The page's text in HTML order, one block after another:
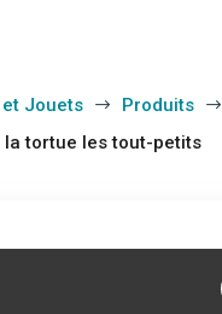
et Jouets $ Produits $
la tortue les tout-petits